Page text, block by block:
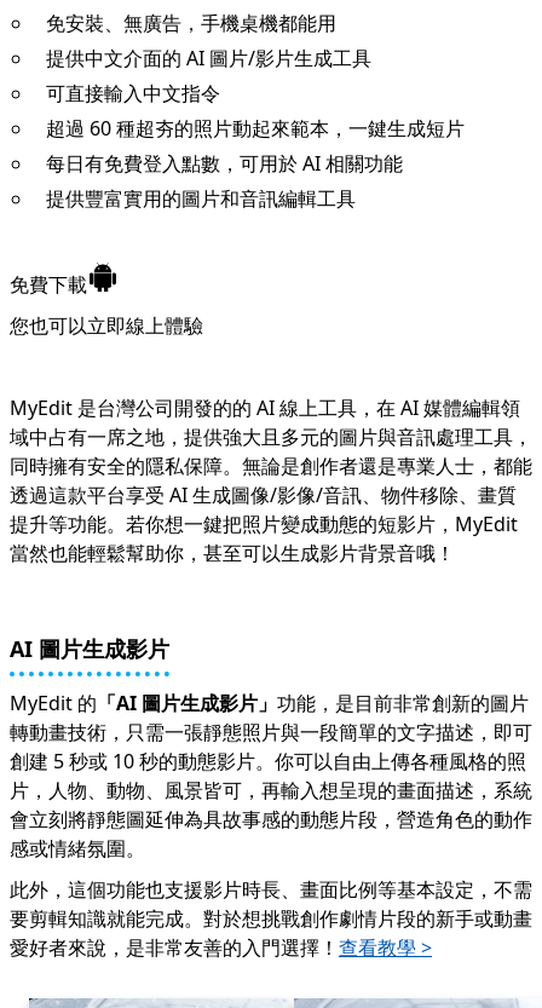
免安裝、無廣告，手機桌機都能用
提供中文介面的 AI 圖片/影片生成工具
可直接輸入中文指令
超過 60 種超夯的照片動起來範本，一鍵生成短片
每日有免費登入點數，可用於 AI 相關功能
提供豐富實用的圖片和音訊編輯工具
免費下載
您也可以立即線上體驗
MyEdit 是台灣公司開發的的 AI 線上工具，在 AI 媒體編輯領
域中占有一席之地，提供強大且多元的圖片與音訊處理工具，
同時擁有安全的隱私保障。無論是創作者還是專業人士，都能
透過這款平台享受 AI 生成圖像/影像/音訊、物件移除、畫質
提升等功能。若你想一鍵把照片變成動態的短影片，MyEdit
當然也能輕鬆幫助你，甚至可以生成影片背景音哦！
AI 圖片生成影片
MyEdit 的 「AI 圖片生成影片 」 功能，是目前非常創新的圖片
轉動畫技術，只需一張靜態照片與一段簡單的文字描述，即可
創建 5 秒或 10 秒的動態影片。你可以自由上傳各種風格的照
片，人物、動物、風景皆可，再輸入想呈現的畫面描述，系統
會立刻將靜態圖延伸為具故事感的動態片段，營造角色的動作
感或情緒氛圍。
此外，這個功能也支援影片時長、畫面比例等基本設定，不需
要剪輯知識就能完成。對於想挑戰創作劇情片段的新手或動畫
愛好者來說，是非常友善的入門選擇！ 查看教學 >